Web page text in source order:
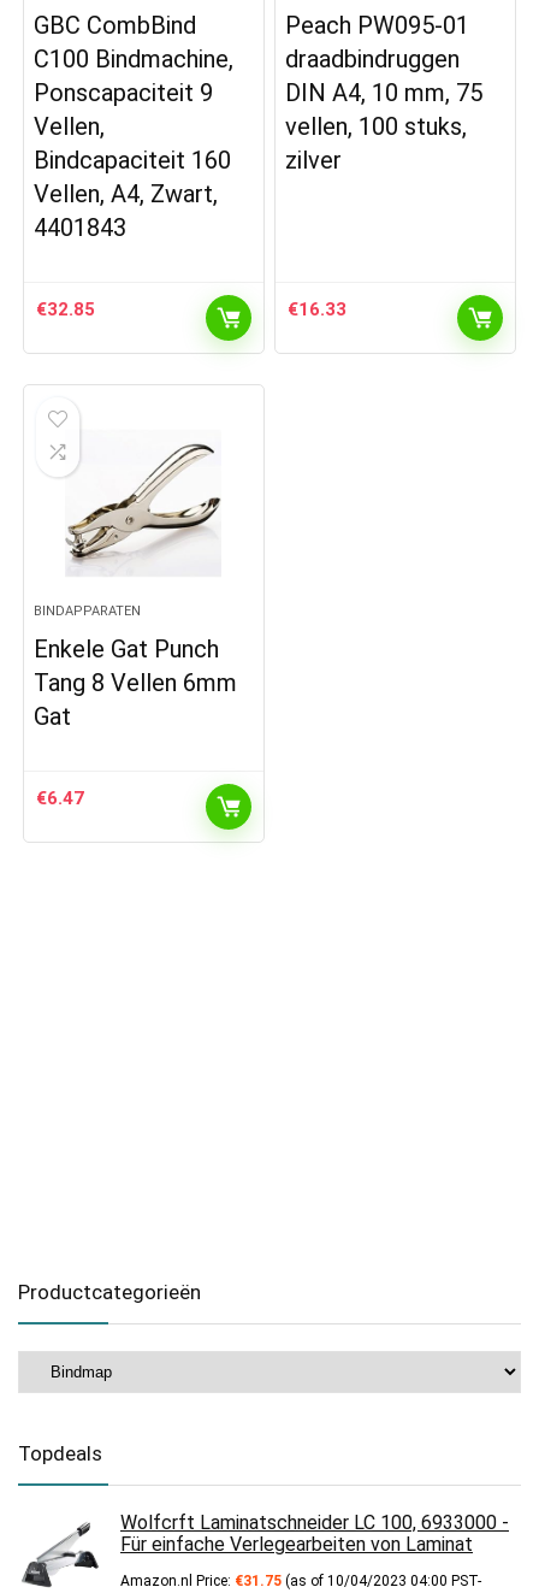
GBC CombBind
C100 Bindmachine,
Ponscapaciteit 9
Vellen,
Bindcapaciteit 160
Vellen, A4, Zwart,
4401843
€32.85
Peach PW095-01
draadbindruggen
DIN A4, 10 mm, 75
vellen, 100 stuks,
zilver
€16.33
BINDAPPARATEN
Enkele Gat Punch
Tang 8 Vellen 6mm
Gat
€6.47
Productcategorieën
Topdeals
Wolfcrft Laminatschneider LC 100, 6933000 -
Für einfache Verlegearbeiten von Laminat
Amazon.nl Price: €31.75 (as of 10/04/2023 04:00 PST-